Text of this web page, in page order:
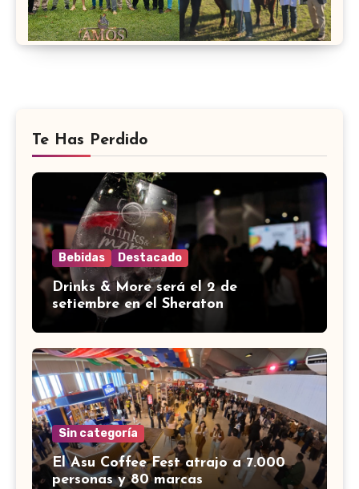
Te Has Perdido
Bebidas Destacado
Drinks & More será el 2 de
setiembre en el Sheraton
Sin categoría
El Asu Coffee Fest atrajo a 7.000
personas y 80 marcas